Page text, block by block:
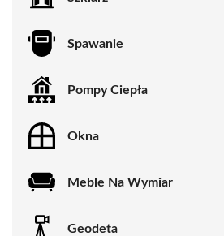
Spawanie
Pompy Ciepła
Okna
Meble Na Wymiar
Geodeta